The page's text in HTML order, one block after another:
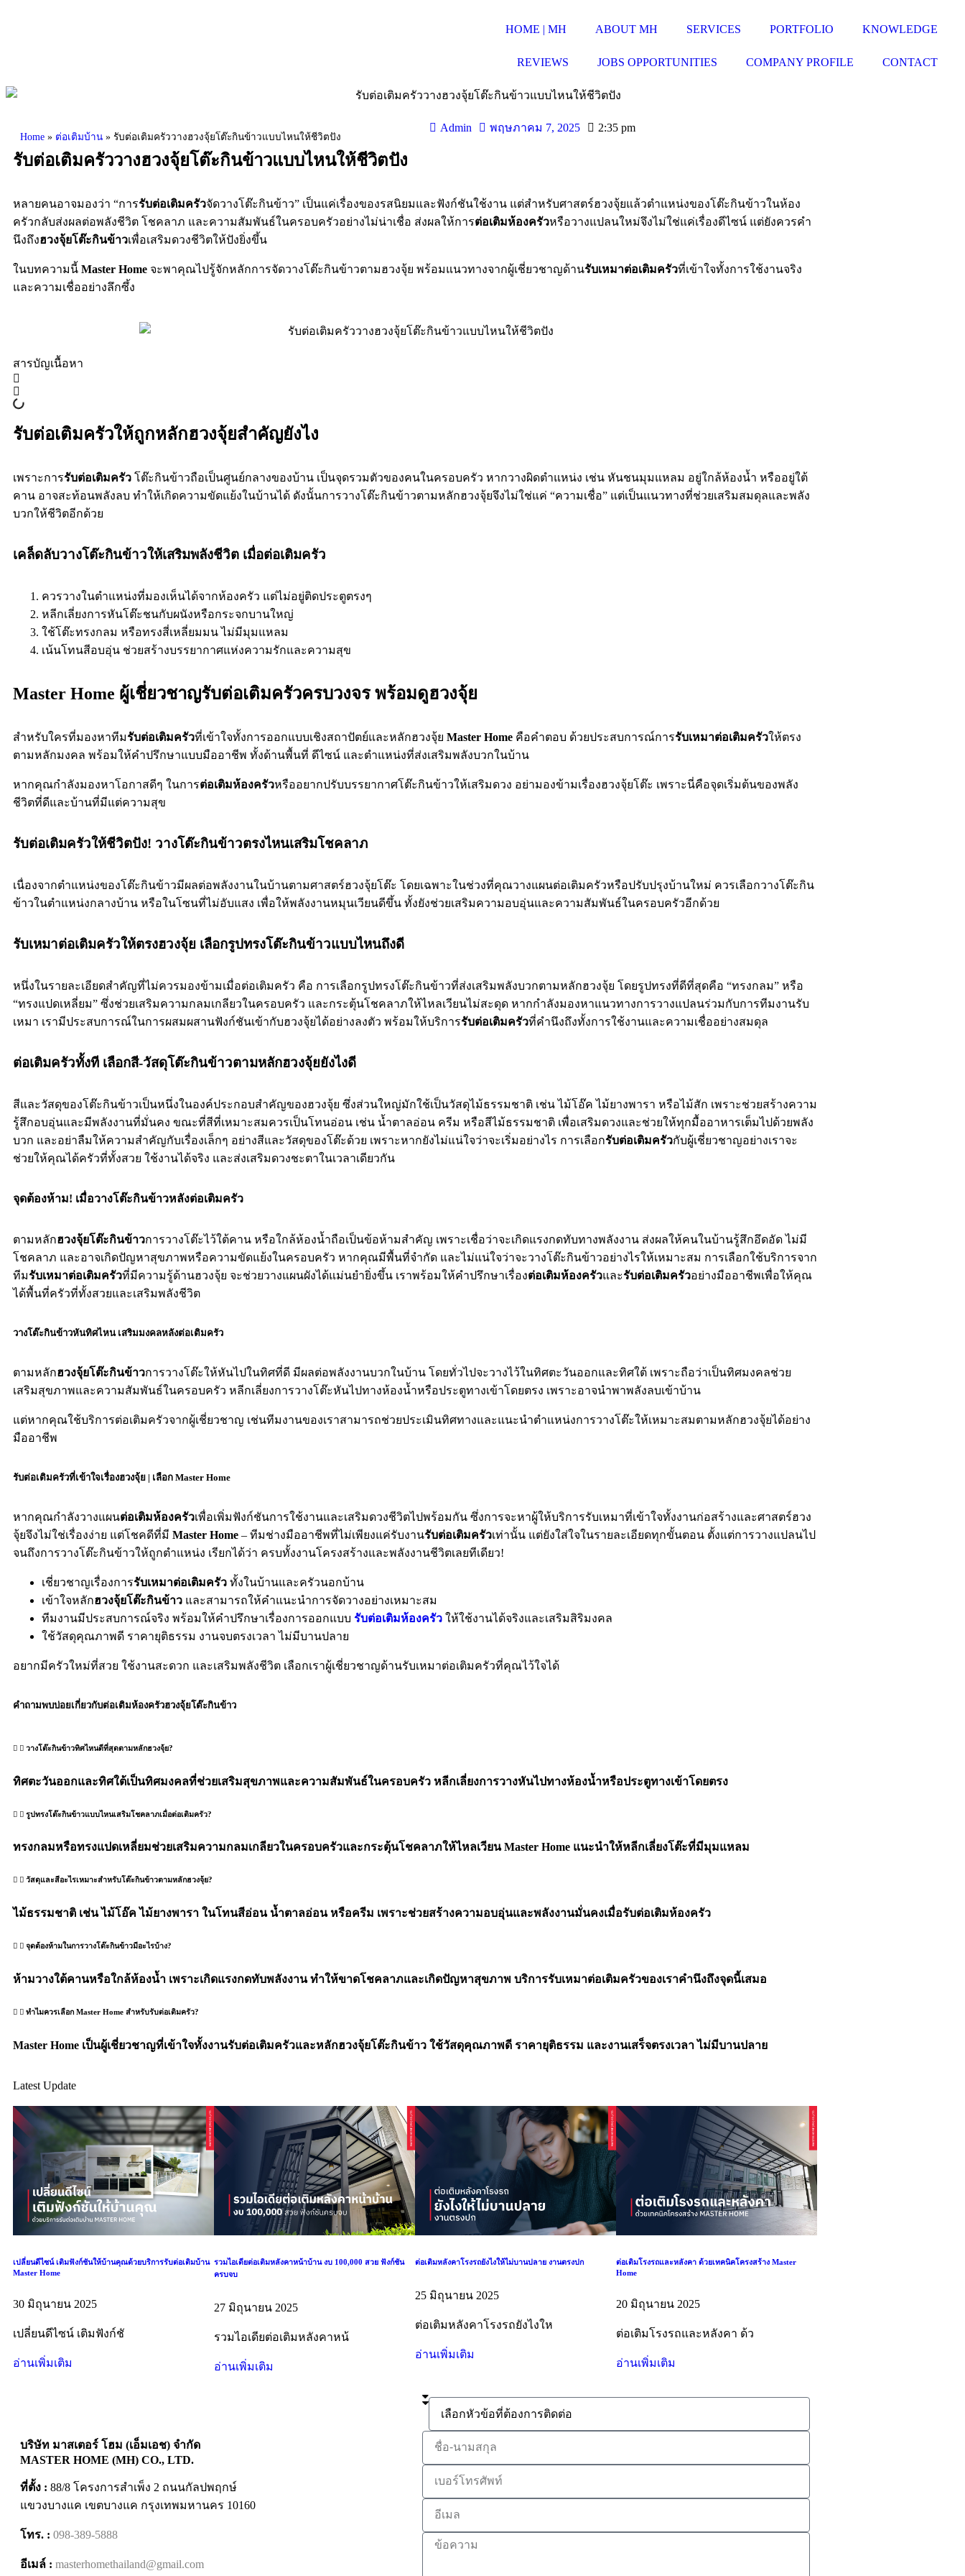
HOME | MH ABOUT MH SERVICES PORTFOLIO KNOWLEDGE
REVIEWS JOBS OPPORTUNITIES COMPANY PROFILE CONTACT
Home » ต่อเติมบ้าน » รับต่อเติมครัววางฮวงจุ้ยโต๊ะกินข้าวแบบไหนให้ชีวิตปัง
Admin พฤษภาคม 7, 2025 2:35 pm
รับต่อเติมครัววางฮวงจุ้ยโต๊ะกินข้าวแบบไหนให้ชีวิตปัง
หลายคนอาจมองว่า “การรับต่อเติมครัวจัดวางโต๊ะกินข้าว” เป็นแค่เรื่องของรสนิยมและฟังก์ชันใช้งาน แต่สำหรับศาสตร์ฮวงจุ้ยแล้วตำแหน่งของโต๊ะกินข้าวในห้อง
ครัวกลับส่งผลต่อพลังชีวิต โชคลาภ และความสัมพันธ์ในครอบครัวอย่างไม่น่าเชื่อ ส่งผลให้การต่อเติมห้องครัวหรือวางแปลนใหม่จึงไม่ใช่แค่เรื่องดีไซน์ แต่ยังควรคำ
นึงถึงฮวงจุ้ยโต๊ะกินข้าวเพื่อเสริมดวงชีวิตให้ปังยิ่งขึ้น
ในบทความนี้ Master Home จะพาคุณไปรู้จักหลักการจัดวางโต๊ะกินข้าวตามฮวงจุ้ย พร้อมแนวทางจากผู้เชี่ยวชาญด้านรับเหมาต่อเติมครัวที่เข้าใจทั้งการใช้งานจริง
และความเชื่ออย่างลึกซึ้ง
สารบัญเนื้อหา
รับต่อเติมครัวให้ถูกหลักฮวงจุ้ยสำคัญยังไง
เพราะการรับต่อเติมครัว โต๊ะกินข้าวถือเป็นศูนย์กลางของบ้าน เป็นจุดรวมตัวของคนในครอบครัว หากวางผิดตำแหน่ง เช่น หันชนมุมแหลม อยู่ใกล้ห้องน้ำ หรืออยู่ใต้
คาน อาจสะท้อนพลังลบ ทำให้เกิดความขัดแย้งในบ้านได้ ดังนั้นการวางโต๊ะกินข้าวตามหลักฮวงจุ้ยจึงไม่ใช่แค่ “ความเชื่อ” แต่เป็นแนวทางที่ช่วยเสริมสมดุลและพลัง
บวกให้ชีวิตอีกด้วย
เคล็ดลับวางโต๊ะกินข้าวให้เสริมพลังชีวิต เมื่อต่อเติมครัว
ควรวางในตำแหน่งที่มองเห็นได้จากห้องครัว แต่ไม่อยู่ติดประตูตรงๆ
หลีกเลี่ยงการหันโต๊ะชนกับผนังหรือกระจกบานใหญ่
ใช้โต๊ะทรงกลม หรือทรงสี่เหลี่ยมมน ไม่มีมุมแหลม
เน้นโทนสีอบอุ่น ช่วยสร้างบรรยากาศแห่งความรักและความสุข
Master Home ผู้เชี่ยวชาญรับต่อเติมครัวครบวงจร พร้อมดูฮวงจุ้ย
สำหรับใครที่มองหาทีมรับต่อเติมครัวที่เข้าใจทั้งการออกแบบเชิงสถาปัตย์และหลักฮวงจุ้ย Master Home คือคำตอบ ด้วยประสบการณ์การรับเหมาต่อเติมครัวให้ตรง
ตามหลักมงคล พร้อมให้คำปรึกษาแบบมืออาชีพ ทั้งด้านพื้นที่ ดีไซน์ และตำแหน่งที่ส่งเสริมพลังบวกในบ้าน
หากคุณกำลังมองหาโอกาสดีๆ ในการต่อเติมห้องครัวหรืออยากปรับบรรยากาศโต๊ะกินข้าวให้เสริมดวง อย่ามองข้ามเรื่องฮวงจุ้ยโต๊ะ เพราะนี่คือจุดเริ่มต้นของพลัง
ชีวิตที่ดีและบ้านที่มีแต่ความสุข
รับต่อเติมครัวให้ชีวิตปัง! วางโต๊ะกินข้าวตรงไหนเสริมโชคลาภ
เนื่องจากตำแหน่งของโต๊ะกินข้าวมีผลต่อพลังงานในบ้านตามศาสตร์ฮวงจุ้ยโต๊ะ โดยเฉพาะในช่วงที่คุณวางแผนต่อเติมครัวหรือปรับปรุงบ้านใหม่ ควรเลือกวางโต๊ะกิน
ข้าวในตำแหน่งกลางบ้าน หรือในโซนที่ไม่อับแสง เพื่อให้พลังงานหมุนเวียนดีขึ้น ทั้งยังช่วยเสริมความอบอุ่นและความสัมพันธ์ในครอบครัวอีกด้วย
รับเหมาต่อเติมครัวให้ตรงฮวงจุ้ย เลือกรูปทรงโต๊ะกินข้าวแบบไหนถึงดี
หนึ่งในรายละเอียดสำคัญที่ไม่ควรมองข้ามเมื่อต่อเติมครัว คือ การเลือกรูปทรงโต๊ะกินข้าวที่ส่งเสริมพลังบวกตามหลักฮวงจุ้ย โดยรูปทรงที่ดีที่สุดคือ “ทรงกลม” หรือ
“ทรงแปดเหลี่ยม” ซึ่งช่วยเสริมความกลมเกลียวในครอบครัว และกระตุ้นโชคลาภให้ไหลเวียนไม่สะดุด หากกำลังมองหาแนวทางการวางแปลนร่วมกับการทีมงานรับ
เหมา เรามีประสบการณ์ในการผสมผสานฟังก์ชันเข้ากับฮวงจุ้ยได้อย่างลงตัว พร้อมให้บริการรับต่อเติมครัวที่คำนึงถึงทั้งการใช้งานและความเชื่ออย่างสมดุล
ต่อเติมครัวทั้งที เลือกสี-วัสดุโต๊ะกินข้าวตามหลักฮวงจุ้ยยังไงดี
สีและวัสดุของโต๊ะกินข้าวเป็นหนึ่งในองค์ประกอบสำคัญของฮวงจุ้ย ซึ่งส่วนใหญ่มักใช้เป็นวัสดุไม้ธรรมชาติ เช่น ไม้โอ๊ค ไม้ยางพารา หรือไม้สัก เพราะช่วยสร้างความ
รู้สึกอบอุ่นและมีพลังงานที่มั่นคง ขณะที่สีที่เหมาะสมควรเป็นโทนอ่อน เช่น น้ำตาลอ่อน ครีม หรือสีไม้ธรรมชาติ เพื่อเสริมดวงและช่วยให้ทุกมื้ออาหารเต็มไปด้วยพลัง
บวก และอย่าลืมให้ความสำคัญกับเรื่องเล็กๆ อย่างสีและวัสดุของโต๊ะด้วย เพราะหากยังไม่แน่ใจว่าจะเริ่มอย่างไร การเลือกรับต่อเติมครัวกับผู้เชี่ยวชาญอย่างเราจะ
ช่วยให้คุณได้ครัวที่ทั้งสวย ใช้งานได้จริง และส่งเสริมดวงชะตาในเวลาเดียวกัน
จุดต้องห้าม! เมื่อวางโต๊ะกินข้าวหลังต่อเติมครัว
ตามหลักฮวงจุ้ยโต๊ะกินข้าวการวางโต๊ะไว้ใต้คาน หรือใกล้ห้องน้ำถือเป็นข้อห้ามสำคัญ เพราะเชื่อว่าจะเกิดแรงกดทับทางพลังงาน ส่งผลให้คนในบ้านรู้สึกอึดอัด ไม่มี
โชคลาภ และอาจเกิดปัญหาสุขภาพหรือความขัดแย้งในครอบครัว หากคุณมีพื้นที่จำกัด และไม่แน่ใจว่าจะวางโต๊ะกินข้าวอย่างไรให้เหมาะสม การเลือกใช้บริการจาก
ทีมรับเหมาต่อเติมครัวที่มีความรู้ด้านฮวงจุ้ย จะช่วยวางแผนผังได้แม่นยำยิ่งขึ้น เราพร้อมให้คำปรึกษาเรื่องต่อเติมห้องครัวและรับต่อเติมครัวอย่างมืออาชีพเพื่อให้คุณ
ได้พื้นที่ครัวที่ทั้งสวยและเสริมพลังชีวิต
วางโต๊ะกินข้าวหันทิศไหน เสริมมงคลหลังต่อเติมครัว
ตามหลักฮวงจุ้ยโต๊ะกินข้าวการวางโต๊ะให้หันไปในทิศที่ดี มีผลต่อพลังงานบวกในบ้าน โดยทั่วไปจะวางไว้ในทิศตะวันออกและทิศใต้ เพราะถือว่าเป็นทิศมงคลช่วย
เสริมสุขภาพและความสัมพันธ์ในครอบครัว หลีกเลี่ยงการวางโต๊ะหันไปทางห้องน้ำหรือประตูทางเข้าโดยตรง เพราะอาจนำพาพลังลบเข้าบ้าน
แต่หากคุณใช้บริการต่อเติมครัวจากผู้เชี่ยวชาญ เช่นทีมงานของเราสามารถช่วยประเมินทิศทางและแนะนำตำแหน่งการวางโต๊ะให้เหมาะสมตามหลักฮวงจุ้ยได้อย่าง
มืออาชีพ
รับต่อเติมครัวที่เข้าใจเรื่องฮวงจุ้ย | เลือก Master Home
หากคุณกำลังวางแผนต่อเติมห้องครัวเพื่อเพิ่มฟังก์ชันการใช้งานและเสริมดวงชีวิตไปพร้อมกัน ซึ่งการจะหาผู้ให้บริการรับเหมาที่เข้าใจทั้งงานก่อสร้างและศาสตร์ฮวง
จุ้ยจึงไม่ใช่เรื่องง่าย แต่โชคดีที่มี Master Home – ทีมช่างมืออาชีพที่ไม่เพียงแค่รับงานรับต่อเติมครัวเท่านั้น แต่ยังใส่ใจในรายละเอียดทุกขั้นตอน ตั้งแต่การวางแปลนไป
จนถึงการวางโต๊ะกินข้าวให้ถูกตำแหน่ง เรียกได้ว่า ครบทั้งงานโครงสร้างและพลังงานชีวิตเลยทีเดียว!
เชี่ยวชาญเรื่องการรับเหมาต่อเติมครัว ทั้งในบ้านและครัวนอกบ้าน
เข้าใจหลักฮวงจุ้ยโต๊ะกินข้าว และสามารถให้คำแนะนำการจัดวางอย่างเหมาะสม
ทีมงานมีประสบการณ์จริง พร้อมให้คำปรึกษาเรื่องการออกแบบ รับต่อเติมห้องครัว ให้ใช้งานได้จริงและเสริมสิริมงคล
ใช้วัสดุคุณภาพดี ราคายุติธรรม งานจบตรงเวลา ไม่มีบานปลาย
อยากมีครัวใหม่ที่สวย ใช้งานสะดวก และเสริมพลังชีวิต เลือกเราผู้เชี่ยวชาญด้านรับเหมาต่อเติมครัวที่คุณไว้ใจได้
คำถามพบบ่อยเกี่ยวกับต่อเติมห้องครัวฮวงจุ้ยโต๊ะกินข้าว
วางโต๊ะกินข้าวทิศไหนดีที่สุดตามหลักฮวงจุ้ย?
ทิศตะวันออกและทิศใต้เป็นทิศมงคลที่ช่วยเสริมสุขภาพและความสัมพันธ์ในครอบครัว หลีกเลี่ยงการวางหันไปทางห้องน้ำหรือประตูทางเข้าโดยตรง
รูปทรงโต๊ะกินข้าวแบบไหนเสริมโชคลาภเมื่อต่อเติมครัว?
ทรงกลมหรือทรงแปดเหลี่ยมช่วยเสริมความกลมเกลียวในครอบครัวและกระตุ้นโชคลาภให้ไหลเวียน Master Home แนะนำให้หลีกเลี่ยงโต๊ะที่มีมุมแหลม
วัสดุและสีอะไรเหมาะสำหรับโต๊ะกินข้าวตามหลักฮวงจุ้ย?
ไม้ธรรมชาติ เช่น ไม้โอ๊ค ไม้ยางพารา ในโทนสีอ่อน น้ำตาลอ่อน หรือครีม เพราะช่วยสร้างความอบอุ่นและพลังงานมั่นคงเมื่อรับต่อเติมห้องครัว
จุดต้องห้ามในการวางโต๊ะกินข้าวมีอะไรบ้าง?
ห้ามวางใต้คานหรือใกล้ห้องน้ำ เพราะเกิดแรงกดทับพลังงาน ทำให้ขาดโชคลาภและเกิดปัญหาสุขภาพ บริการรับเหมาต่อเติมครัวของเราคำนึงถึงจุดนี้เสมอ
ทำไมควรเลือก Master Home สำหรับรับต่อเติมครัว?
Master Home เป็นผู้เชี่ยวชาญที่เข้าใจทั้งงานรับต่อเติมครัวและหลักฮวงจุ้ยโต๊ะกินข้าว ใช้วัสดุคุณภาพดี ราคายุติธรรม และงานเสร็จตรงเวลา ไม่มีบานปลาย
Latest Update
เปลี่ยนดีไซน์ เติมฟังก์ชันให้บ้านคุณด้วยบริการรับต่อเติมบ้าน
Master Home
30 มิถุนายน 2025
เปลี่ยนดีไซน์ เติมฟังก์ชั
อ่านเพิ่มเติม
รวมไอเดียต่อเติมหลังคาหน้าบ้าน งบ 100,000 สวย ฟังก์ชัน
ครบจบ
27 มิถุนายน 2025
รวมไอเดียต่อเติมหลังคาหน้
อ่านเพิ่มเติม
ต่อเติมหลังคาโรงรถยังไงให้ไม่บานปลาย งานตรงปก
25 มิถุนายน 2025
ต่อเติมหลังคาโรงรถยังไงให
อ่านเพิ่มเติม
ต่อเติมโรงรถและหลังคา ด้วยเทคนิคโครงสร้าง Master
Home
20 มิถุนายน 2025
ต่อเติมโรงรถและหลังคา ด้ว
อ่านเพิ่มเติม
บริษัท มาสเตอร์ โฮม (เอ็มเอช) จํากัด
MASTER HOME (MH) CO., LTD.
ที่ตั้ง : 88/8 โครงการสําเพ็ง 2 ถนนกัลปพฤกษ์
แขวงบางแค เขตบางแค กรุงเทพมหานคร 10160
โทร. : 098-389-5888
อีเมล์ : masterhomethailand@gmail.com